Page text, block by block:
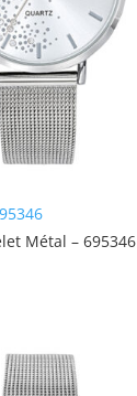
Métal – 695346